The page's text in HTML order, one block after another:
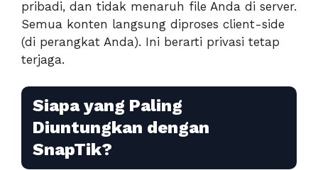
pribadi, dan tidak menaruh file Anda di server.
Semua konten langsung diproses client-side
(di perangkat Anda). Ini berarti privasi tetap
terjaga.
Siapa yang Paling
Diuntungkan dengan
SnapTik?